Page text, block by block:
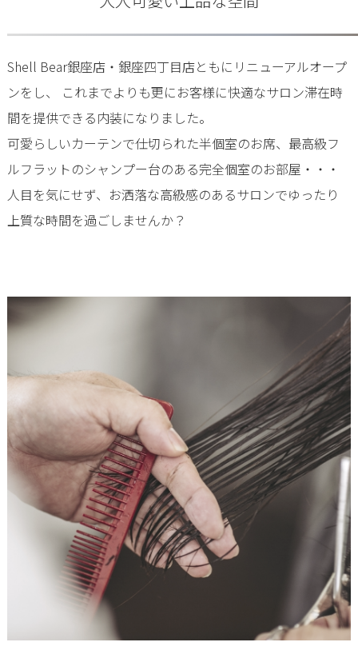
Shell Bear銀座店・銀座四丁目店ともにリニューアルオープ
ンをし、 これまでよりも更にお客様に快適なサロン滞在時
間を提供できる内装になりました。
可愛らしいカーテンで仕切られた半個室のお席、最高級フ
ルフラットのシャンプー台のある完全個室のお部屋・・・
人目を気にせず、お洒落な高級感のあるサロンでゆったり
上質な時間を過ごしませんか？